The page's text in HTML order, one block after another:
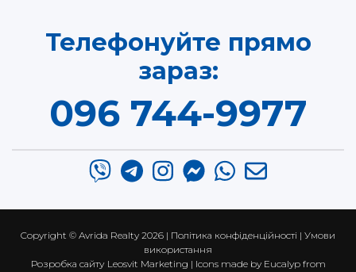
Телефонуйте прямо
зараз:
096 744-9977
Copyright © Avrida Realty 2026 | Політика конфіденційності | Умови
використання
Розробка сайту Leosvit Marketing | Icons made by Eucalypfrom